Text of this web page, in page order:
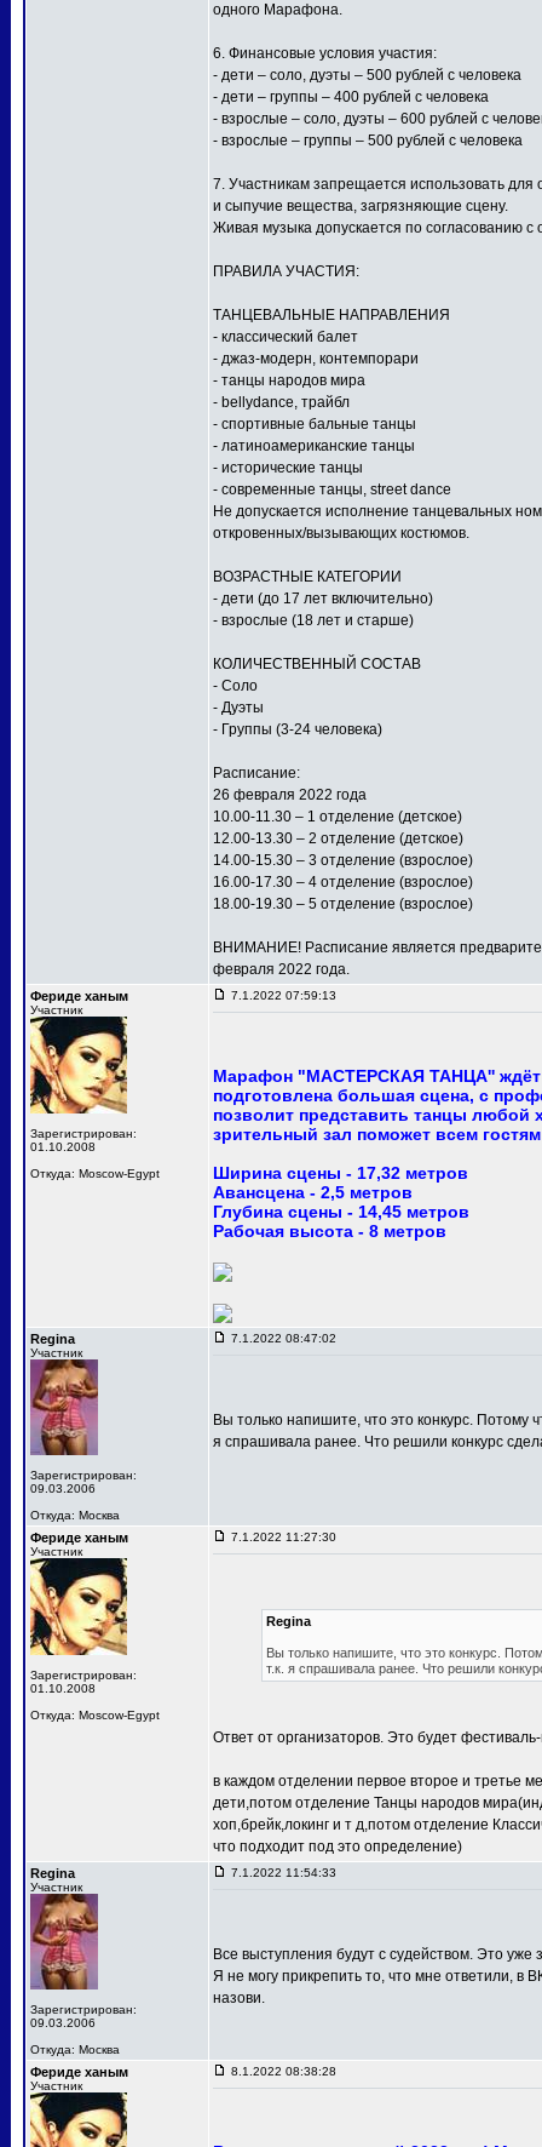
одного Марафона.
6. Финансовые условия участия:
- дети – соло, дуэты – 500 рублей с человека
- дети – группы – 400 рублей с человека
- взрослые – соло, дуэты – 600 рублей с
- взрослые – группы – 500 рублей с человека
7. Участникам запрещается использовать
и сыпучие вещества, загрязняющие сцену.
Живая музыка допускается по согласованию
ПРАВИЛА УЧАСТИЯ:
ТАНЦЕВАЛЬНЫЕ НАПРАВЛЕНИЯ
- классический балет
- джаз-модерн, контемпорари
- танцы народов мира
- bellydance, трайбл
- спортивные бальные танцы
- латиноамериканские танцы
- исторические танцы
- современные танцы, street dance
Не допускается исполнение танцевальных
откровенных/вызывающих костюмов.
ВОЗРАСТНЫЕ КАТЕГОРИИ
- дети (до 17 лет включительно)
- взрослые (18 лет и старше)
КОЛИЧЕСТВЕННЫЙ СОСТАВ
- Соло
- Дуэты
- Группы (3-24 человека)
Расписание:
26 февраля 2022 года
10.00-11.30 – 1 отделение (детское)
12.00-13.30 – 2 отделение (детское)
14.00-15.30 – 3 отделение (взрослое)
16.00-17.30 – 4 отделение (взрослое)
18.00-19.30 – 5 отделение (взрослое)
ВНИМАНИЕ! Расписание является
февраля 2022 года.
Фериде ханым
Участник
Зарегистрирован:
01.10.2008
Откуда: Moscow-Egypt
7.1.2022 07:59:13
Марафон "МАСТЕРСКАЯ ТАНЦА'' ждёт
подготовлена большая сцена, с
позволит представить танцы
зрительный зал поможет всем
Ширина сцены - 17,32 метров
Авансцена - 2,5 метров
Глубина сцены - 14,45 метров
Рабочая высота - 8 метров
Regina
Участник
Зарегистрирован:
09.03.2006
Откуда: Москва
7.1.2022 08:47:02
Вы только напишите, что это конкурс. Потому
я спрашивала ранее. Что решили конкурс
Фериде ханым
Участник
Зарегистрирован:
01.10.2008
Откуда: Moscow-Egypt
7.1.2022 11:27:30
Regina
Вы только напишите, что это конкурс.
т.к. я спрашивала ранее. Что решили
Ответ от организаторов. Это будет фестиваль-
в каждом отделении первое второе и третье
дети,потом отделение Танцы народов
хоп,брейк,локинг и т д,потом отделение
что подходит под это определение)
Regina
Участник
Зарегистрирован:
09.03.2006
Откуда: Москва
7.1.2022 11:54:33
Все выступления будут с судейством. Это уже
Я не могу прикрепить то, что мне ответили, в
назови.
Фериде ханым
Участник
8.1.2022 08:38:28